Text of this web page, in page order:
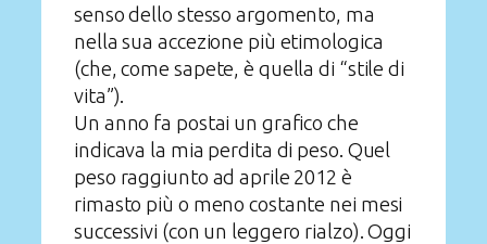
senso dello stesso argomento, ma
nella sua accezione più etimologica
(che, come sapete, è quella di “stile di
vita”).
Un anno fa postai un grafico che
indicava la mia perdita di peso. Quel
peso raggiunto ad aprile 2012 è
rimasto più o meno costante nei mesi
successivi (con un leggero rialzo). Oggi